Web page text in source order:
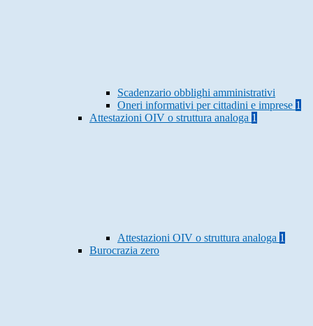
Scadenzario obblighi amministrativi
Oneri informativi per cittadini e imprese 1
Attestazioni OIV o struttura analoga 1
Attestazioni OIV o struttura analoga 1
Burocrazia zero